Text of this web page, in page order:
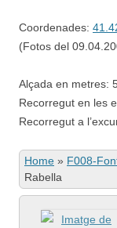
Coordenades:
(Fotos del
Alçada en metres:
Recorregut en les
Recorregut a
Home » F008-
Rabella